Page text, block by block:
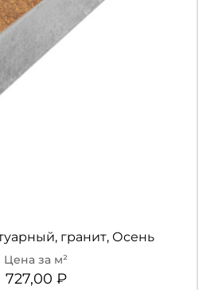
гранит, Осень
727,00 ₽